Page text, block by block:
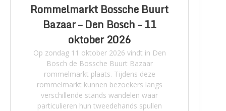
Rommelmarkt Bossche Buurt
Bazaar – Den Bosch – 11
oktober 2026
Op zondag 11 oktober 2026 vindt in Den
Bosch de Bossche Buurt Bazaar
rommelmarkt plaats. Tijdens deze
rommelmarkt kunnen bezoekers langs
verschillende stands wandelen waar
particulieren hun tweedehands spullen